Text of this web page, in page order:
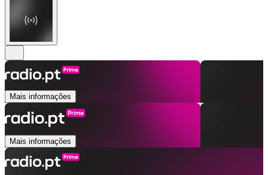
Mais informações
Mais informações